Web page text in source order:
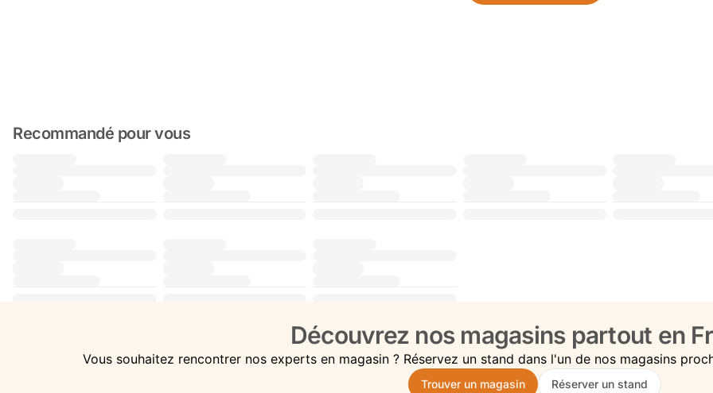
Recommandé pour vous
Découvrez nos magasins partout en
Vous souhaitez rencontrer nos experts en magasin ? Réservez un stand dans l'un de nos magasins
Trouver un magasin Réserver un stand